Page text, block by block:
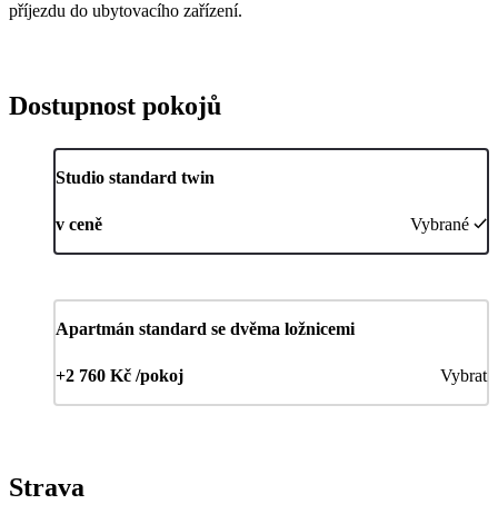
příjezdu do ubytovacího zařízení.
Dostupnost pokojů
Studio standard twin
v ceně Vybrané
Apartmán standard se dvěma ložnicemi
+2 760 Kč /pokoj Vybrat
Strava